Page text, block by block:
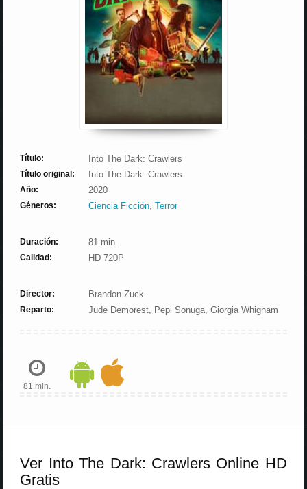
Título: Into The Dark: Crawlers
Título original: Into The Dark: Crawlers
Año: 2020
Géneros: Ciencia Ficción,Terror
Duración: 81 min.
Calidad: HD 720P
Director: Brandon Zuck
Reparto: Jude Demorest, Pepi Sonuga, Giorgia Whigham
81 min.
Ver Into The Dark: Crawlers Online HD
Gratis